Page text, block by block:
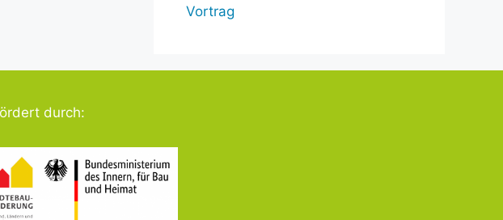
Vortrag
durch: